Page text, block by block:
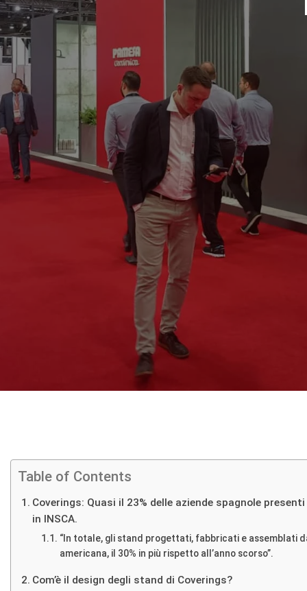
Table of Contents
Coverings: Quasi il 23% delle aziende spagnole
in INSCA.
“In totale, gli stand progettati, fabbricati e assemblati
americana, il 30% in più rispetto all’anno scorso”.
Com’è il design degli stand di Coverings?